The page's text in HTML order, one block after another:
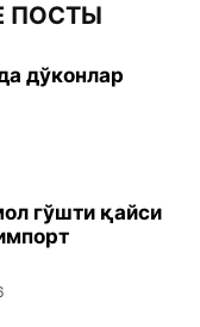
ПОСТЫ
дўконлар
гўшти қайси